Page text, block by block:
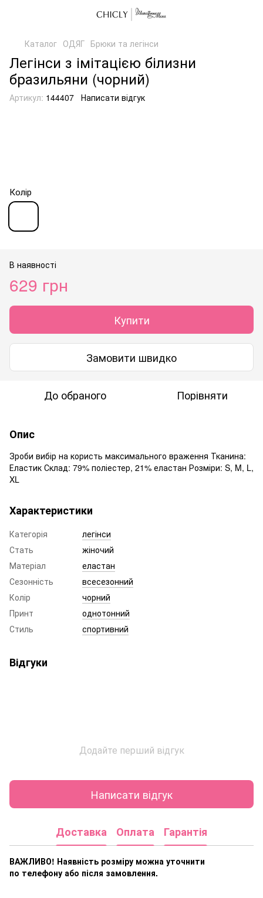
Каталог ОДЯГ Брюки та легінси
Легінси з імітацією білизни
бразильяни (чорний)
Артикул: 144407 Написати відгук
Колір
В наявності
629 грн
Купити
Замовити швидко
До обраного Порівняти
Опис
Зроби вибір на користь максимального враження Тканина:
Еластик Склад: 79% поліестер, 21% еластан Розміри: S, M, L,
XL
Характеристики
Категорія
легінси
Стать
жіночий
Матеріал
еластан
Сезонність
всесезонний
Колір
чорний
Принт
однотонний
Стиль
спортивний
Відгуки
Додайте перший відгук
Написати відгук
Доставка Оплата Гарантія
ВАЖЛИВО! Наявність розміру можна уточнити
по телефону або після замовлення.